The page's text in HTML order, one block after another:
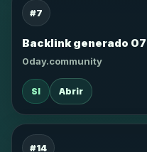
#7
Backlink generado 07
0day.community
SI Abrir
#14